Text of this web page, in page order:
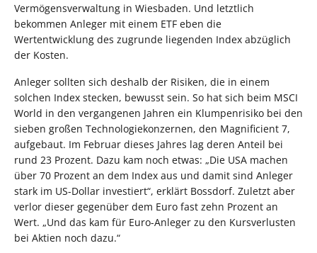
Vermögensverwaltung in Wiesbaden. Und letztlich
bekommen Anleger mit einem ETF eben die
Wertentwicklung des zugrunde liegenden Index abzüglich
der Kosten.
Anleger sollten sich deshalb der Risiken, die in einem
solchen Index stecken, bewusst sein. So hat sich beim MSCI
World in den vergangenen Jahren ein Klumpenrisiko bei den
sieben großen Technologiekonzernen, den Magnificient 7,
aufgebaut. Im Februar dieses Jahres lag deren Anteil bei
rund 23 Prozent. Dazu kam noch etwas: „Die USA machen
über 70 Prozent an dem Index aus und damit sind Anleger
stark im US-Dollar investiert“, erklärt Bossdorf. Zuletzt aber
verlor dieser gegenüber dem Euro fast zehn Prozent an
Wert. „Und das kam für Euro-Anleger zu den Kursverlusten
bei Aktien noch dazu.“